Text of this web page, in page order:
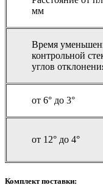
мм
Время
контрольной
углов
от 6° до 3°
от 12° до 4°
Комплект поставки: